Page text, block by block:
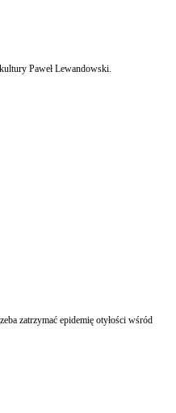
- poinformował wiceminister kultury Paweł Lewandowski.
zatrzymać epidemię otyłości wśród